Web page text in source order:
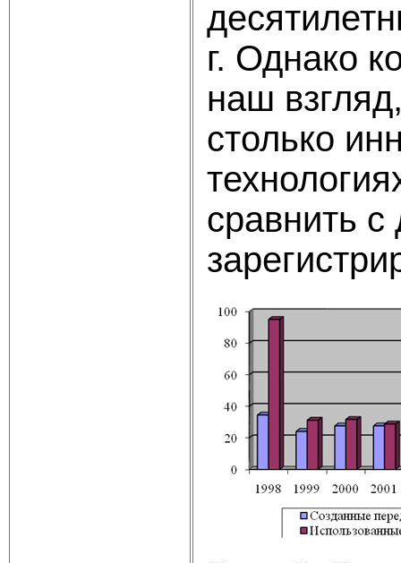
г. Однако
наш
столько
сравнить